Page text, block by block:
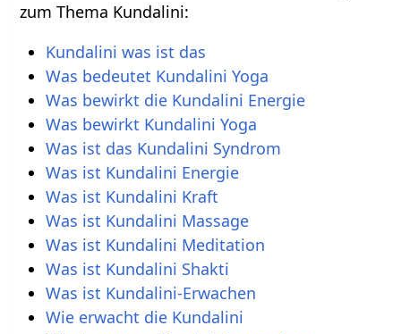
zum Thema Kundalini:
Kundalini was ist das
Was bedeutet Kundalini Yoga
Was bewirkt die Kundalini Energie
Was bewirkt Kundalini Yoga
Was ist das Kundalini Syndrom
Was ist Kundalini Energie
Was ist Kundalini Kraft
Was ist Kundalini Massage
Was ist Kundalini Meditation
Was ist Kundalini Shakti
Was ist Kundalini-Erwachen
Wie erwacht die Kundalini